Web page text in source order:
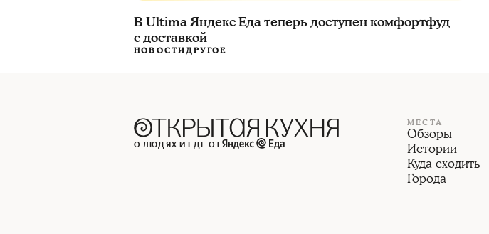
В Ultima Яндекс Еда теперь доступен комфортфуд
с доставкой
НОВОСТИДРУГОЕ
О ЛЮДЯХ И ЕДЕ ОТ
МЕСТА
Обзоры
Истории
Куда сходить
Города